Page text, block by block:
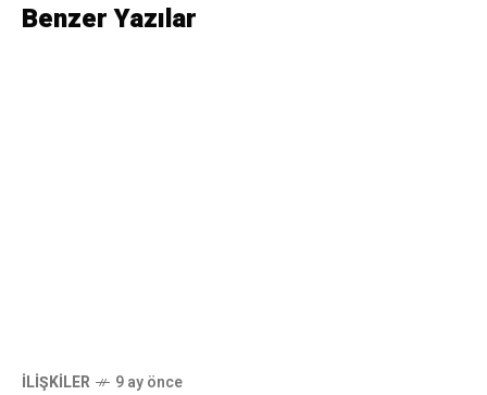
Benzer Yazılar
İLIŞKILER 9 ay önce